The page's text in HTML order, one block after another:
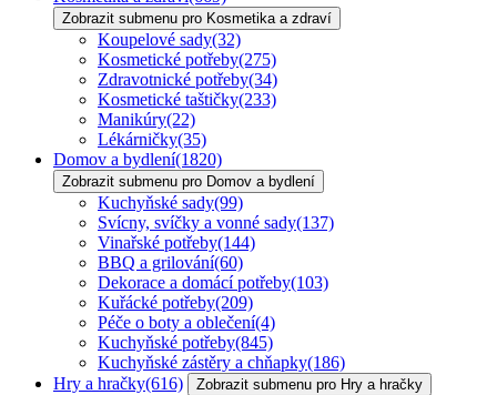
Zobrazit submenu pro Kosmetika a zdraví
Koupelové sady(32)
Kosmetické potřeby(275)
Zdravotnické potřeby(34)
Kosmetické taštičky(233)
Manikúry(22)
Lékárničky(35)
Domov a bydlení(1820)
Zobrazit submenu pro Domov a bydlení
Kuchyňské sady(99)
Svícny, svíčky a vonné sady(137)
Vinařské potřeby(144)
BBQ a grilování(60)
Dekorace a domácí potřeby(103)
Kuřácké potřeby(209)
Péče o boty a oblečení(4)
Kuchyňské potřeby(845)
Kuchyňské zástěry a chňapky(186)
Hry a hračky(616) Zobrazit submenu pro Hry a hračky